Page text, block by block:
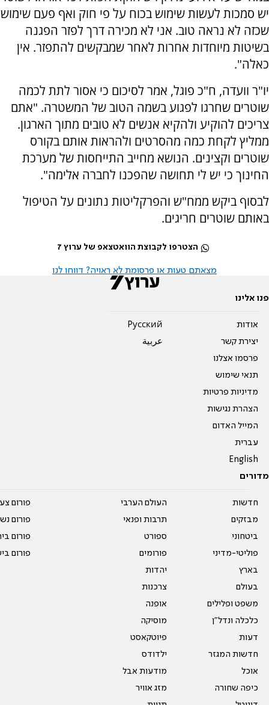
יש סמכות לעשות שימוש בכוח על פי חוק ואף פעם שימוש
שכזה לא נראה טוב. אני לא מכירה דרך לפזר הפגנה
בשיטות מיוחדות אחרות לאחר שמבקשים להתפזר. אין
כאלה".
יו"ר וועדה, ח"כ פוגל, אמר לסיכום כי אסור לתת לכמה
שוטרים שחרגו לפגוע בשמה הטוב של המשטרה. "אתם
צריכים להוקיע ולהקיא אנשים לא טובים מתוך הארגון.
ממליץ לקחת כמה מהסרטים ולהראות אותם בקורס
שוטרים וקצינים. הנושא מחייב התייחסות של מערכת
החינוך כי יש לי תחושה שהפכנו לחברה אלימה".
לבסוף ביקש ממח"ש והפרקליטות נתונים על הטיפול
באותם שוטרים חריגים.
הצטרפו לקבוצת הוואטצאפ של ערוץ 7
מצאתם טעות או פרסומת לא ראויה? דווחו לנו
פנו אלינו
אודות
יצירת קשר
פרסמו אצלנו
תנאי שימוש
מדיניות פרטיות
הצהרת נגישות
המייל האדום
עברית
English
Pусский
عربية
מדורים
חדשות
מבזקים
ביטחוני
פוליטי-מדיני
בארץ
בעולם
משפט ופלילים
כלכלה ונדל"ן
דעות
חדשות המגזר
אוכל
כיפה שחורה
העולם הערבי
תרבות ופנאי
ספורט
פורומים
יהדות
צרכנות
אופנה
מוסיקה
פיוטקאסט
ילדודס
מודעות אבל
מזג אוויר
פורום
פורום
פורום
פורום